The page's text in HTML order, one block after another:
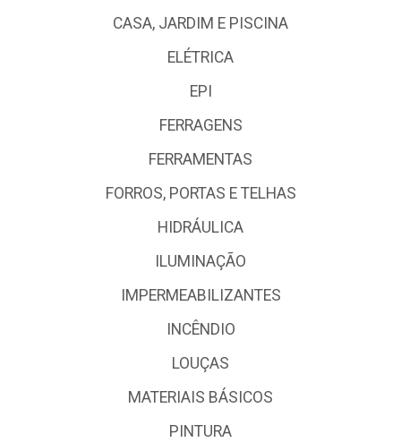
CASA, JARDIM E PISCINA
ELÉTRICA
EPI
FERRAGENS
FERRAMENTAS
FORROS, PORTAS E TELHAS
HIDRÁULICA
ILUMINAÇÃO
IMPERMEABILIZANTES
INCÊNDIO
LOUÇAS
MATERIAIS BÁSICOS
PINTURA